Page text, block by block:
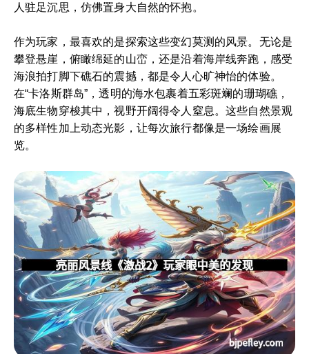
人驻足沉思，仿佛置身大自然的怀抱。
作为玩家，最喜欢的是探索这些变幻莫测的风景。无论是
攀登悬崖，俯瞰绵延的山峦，还是沿着海岸线奔跑，感受
海浪拍打脚下礁石的震撼，都是令人心旷神怡的体验。
在“卡洛斯群岛”，透明的海水包裹着五彩斑斓的珊瑚礁，
海底生物穿梭其中，视野开阔得令人窒息。这些自然景观
的多样性加上动态光影，让每次旅行都像是一场绘画展
览。